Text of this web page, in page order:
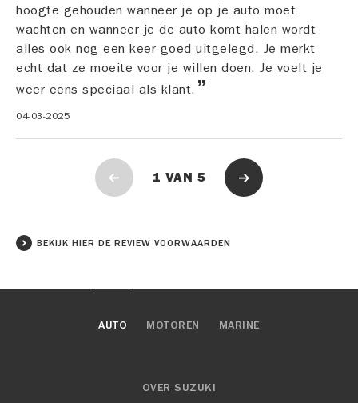
hoogte gehouden wanneer je op je auto moet
wachten en wanneer je de auto komt halen wordt
alles ook nog een keer goed uitgelegd. Je merkt
echt dat ze moeite voor je willen doen. Je voelt je
weer eens speciaal als klant.
04-03-2025
1 VAN 5
BEKIJK HIER DE REVIEW VOORWAARDEN
AUTO MOTOREN MARINE
OVER SUZUKI